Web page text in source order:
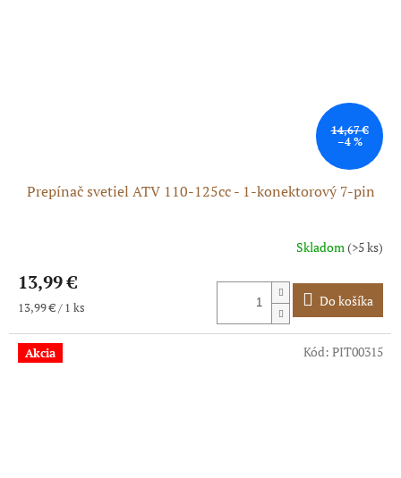
14,67 €
–4 %
Prepínač svetiel ATV 110-125cc - 1-konektorový 7-pin
produktu
je
5,0
z
hviezdičiek.
Skladom(>5 ks)
13,99 €
Jednotková
13,99 € / 1 ks Do košíka
Akcia Kód: PIT00315